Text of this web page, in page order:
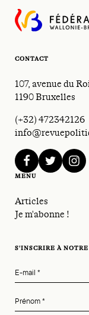
CONTACT
107, avenue du
1190 Bruxelles
(+32) 472342126
facebooktwitter
MENU
Articles
Je m'abonne !
S'INSCRIRE À
E-mail *
Prénom*